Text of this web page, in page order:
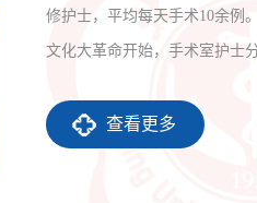
修护士，平均每天手术10余例
文化大革命开始，手术室护士
及术后治疗护理等工作。文革
查看更多